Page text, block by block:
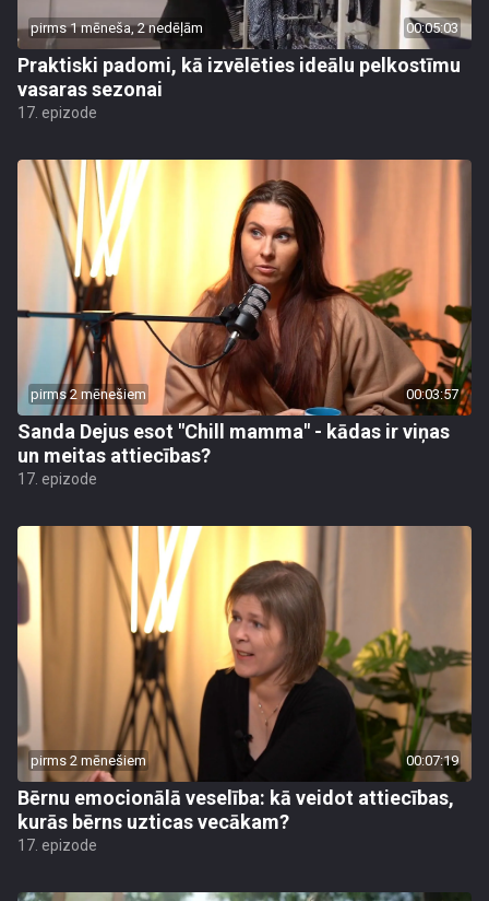
pirms 1 mēneša, 2 nedēļām 00:05:03
Praktiski padomi, kā izvēlēties ideālu pelkostīmu
vasaras sezonai
17. epizode
pirms 2 mēnešiem 00:03:57
Sanda Dejus esot "Chill mamma" - kādas ir viņas
un meitas attiecības?
17. epizode
pirms 2 mēnešiem 00:07:19
Bērnu emocionālā veselība: kā veidot attiecības,
kurās bērns uzticas vecākam?
17. epizode